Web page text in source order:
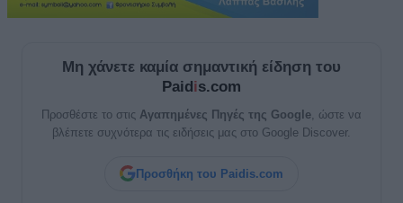
Μη χάνετε καμία σημαντική είδηση του
Paidis.com
Προσθέστε το στις Αγαπημένες Πηγές της Google , ώστε να
βλέπετε συχνότερα τις ειδήσεις μας στο Google Discover.
Προσθήκη του Paidis.com